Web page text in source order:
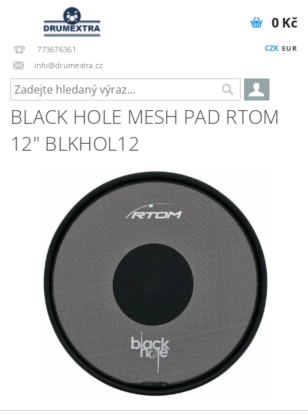
773676361
info@drumextra.cz
CZK EUR
0 Kč
BLACK HOLE MESH PAD RTOM
12" BLKHOL12